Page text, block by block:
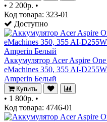
• 2 200р. •
Код товара: 323-01
Доступно
Аккумулятор Acer Aspire
eMachines 350, 355 AI-
Amperin Белый
Купить
• 1 800р. •
Код товара: 4746-01